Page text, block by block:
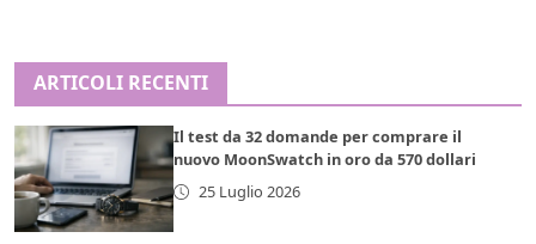
ARTICOLI RECENTI
Il test da 32 domande per comprare il
nuovo MoonSwatch in oro da 570 dollari
25 Luglio 2026